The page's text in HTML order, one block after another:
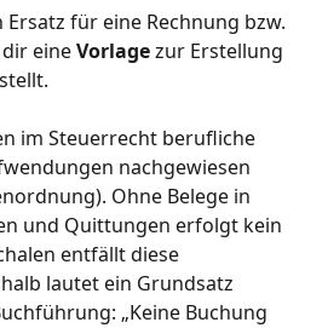
Ersatz für eine Rechnung bzw.
eine Vorlage zur Erstellung
im Steuerrecht berufliche
nachgewiesen
Ohne Belege in
und Quittungen erfolgt kein
entfällt diese
lautet ein Grundsatz
„Keine Buchung